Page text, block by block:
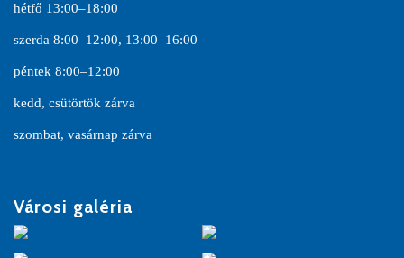
hétfő 13:00–18:00
szerda 8:00–12:00, 13:00–16:00
péntek 8:00–12:00
kedd, csütörtök zárva
szombat, vasárnap zárva
Városi galéria